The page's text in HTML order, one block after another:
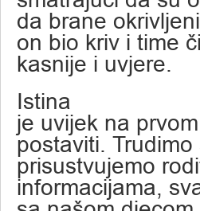
da brane
on bio kriv i time
kasnije i uvjere.
Istina
je uvijek na
postaviti. Trudimo
prisustvujemo
informacijama,